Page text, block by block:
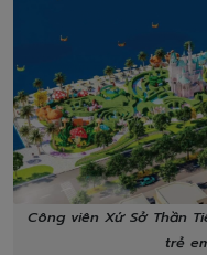
Công viên Xứ Sở Thần
trẻ